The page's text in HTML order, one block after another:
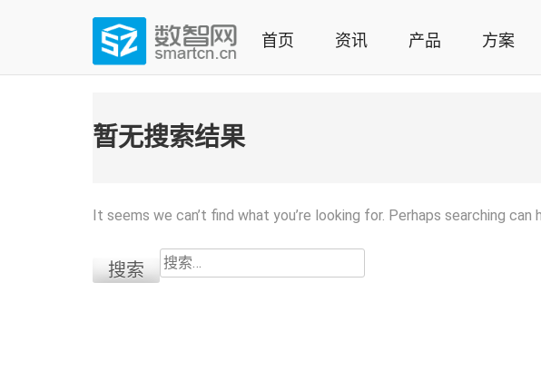
(Press
数智网
智能家居第一资讯门户 | 智能家居系统，智能家居产品，智能家居解决方案，智能家
首页 资讯 产品 方案
暂无搜索结果
It seems we can’t find what you’re looking for. Perhaps searching can
搜
索：